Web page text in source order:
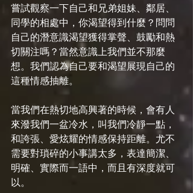
嘗試觀察一下自己和兄弟姐妹、鄰居、
同學的相處中，你渴望得到什麼？問問
自己的潛意識渴望獲得掌聲、鼓勵和熱
切關注嗎？當然意識上我們並不那麼
想。我們認為自己要和渴望展現自己的
這種情感抽離。
當我們在熱切地高興著的時候，會有人
來潑我們一盆冷水，叫我們冷靜一點，
和誇張、愛炫耀的情感保持距離。尤不
需要對瑣碎的小事講太多，表達簡潔、
明確、實際而一語中，而且有深度就可
以。